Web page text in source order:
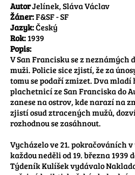
AutorJelínek, Sláva Václav
Žáner:F&SF - SF
Jazyk:Český
Rok:1939
Popis:
V San Francisku se z
muži. Policie sice zjistí, že za
tomu se podaří zmizet. Dva
plachetnicí ze San Franciska do
zanese na ostrov, kde narazí na
zjistí osud ztracených mužů,
rozhodnou se zasáhnout.
Vycházelo ve 21. pokračováních
každou neděli od 19. března 1939
Týdeník Kulíšek vydávalo